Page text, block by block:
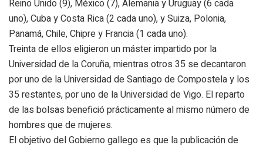
Reino Unido (9), México (7), Alemania y Uruguay (6 cada
uno), Cuba y Costa Rica (2 cada uno), y Suiza, Polonia,
Panamá, Chile, Chipre y Francia (1 cada uno).
Treinta de ellos eligieron un máster impartido por la
Universidad de la Coruña, mientras otros 35 se decantaron
por uno de la Universidad de Santiago de Compostela y los
35 restantes, por uno de la Universidad de Vigo. El reparto
de las bolsas benefició prácticamente al mismo número de
hombres que de mujeres.
El objetivo del Gobierno gallego es que la publicación de